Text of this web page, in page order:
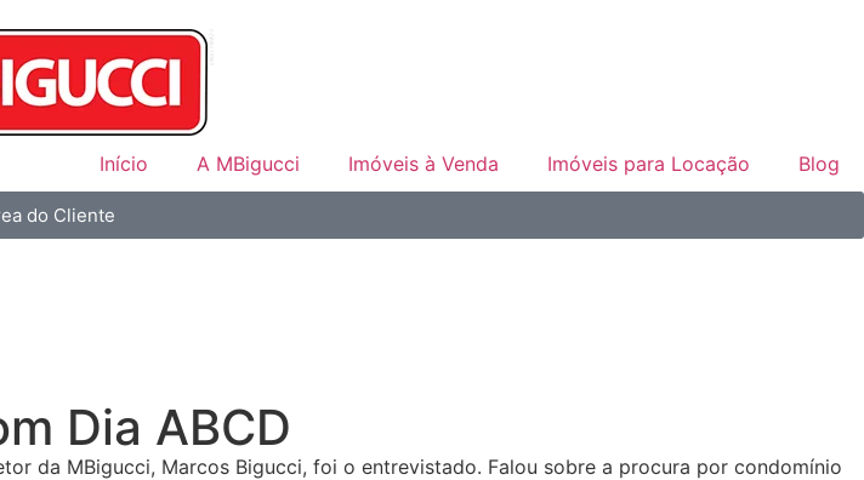
Início A MBigucci Imóveis à Venda Imóveis para Locação Blog
do Cliente
Dia ABCD
da MBigucci, Marcos Bigucci, foi o entrevistado. Falou sobre a procura por condomínio